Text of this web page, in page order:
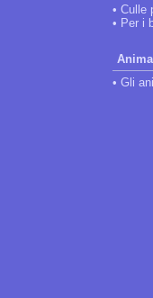
• Culle
• Per i
• Gli